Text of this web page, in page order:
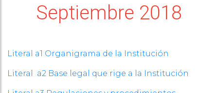
Septiembre 2018
Literal a1 Organigrama de la Institución
Literal a2 Base legal que rige a la Institución